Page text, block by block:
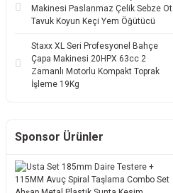
Makinesi Paslanmaz Çelik Sebze Ot
Tavuk Koyun Keçi Yem Öğütücü
Staxx XL Seri Profesyonel Bahçe
Çapa Makinesi 20HPX 63cc 2
Zamanlı Motorlu Kompakt Toprak
İşleme 19Kg
Sponsor Ürünler